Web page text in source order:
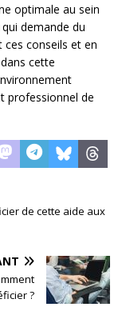
optimale au sein
demande du
conseils et en
cette
professionnel de
de cette aide aux
?